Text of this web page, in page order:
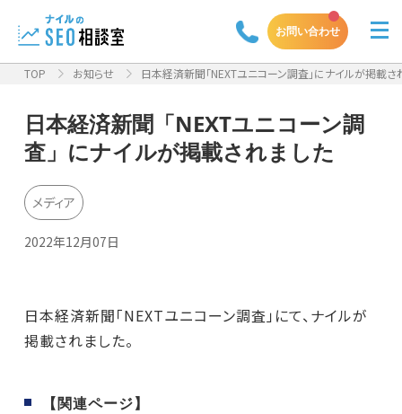
お問い合わせ
TOP お知らせ 日本経済新聞「NEXTユニコーン調査」にナイルが掲載さ
日本経済新聞「NEXTユニコーン調
査」にナイルが掲載されました
メディア
2022年12月07日
日本経済新聞「NEXTユニコーン調査」にて、ナイルが
掲載されました。
【関連ページ】